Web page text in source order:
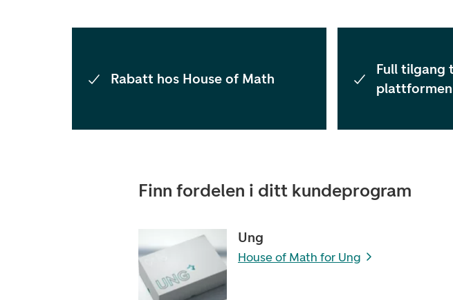
Rabatt hos House of Math
Full tilgang
plattformen
Finn fordelen i ditt kundeprogram
Ung
House of Math for Ung